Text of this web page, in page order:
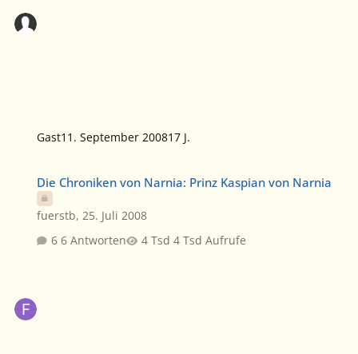
Gast11. September 200817 J.
Die Chroniken von Narnia: Prinz Kaspian von Narnia
fuerstb, 25. Juli 2008
6 Antworten
4 Tsd Aufrufe